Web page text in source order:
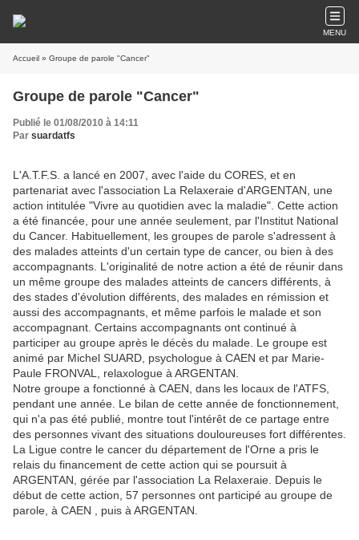
MENU
Accueil » Groupe de parole "Cancer"
Groupe de parole "Cancer"
Publié le 01/08/2010 à 14:11
Par suardatfs
L'A.T.F.S. a lancé en 2007, avec l'aide du CORES, et en
partenariat avec l'association La Relaxeraie d'ARGENTAN, une
action intitulée "Vivre au quotidien avec la maladie". Cette action
a été financée, pour une année seulement, par l'Institut National
du Cancer. Habituellement, les groupes de parole s'adressent à
des malades atteints d'un certain type de cancer, ou bien à des
accompagnants. L'originalité de notre action a été de réunir dans
un même groupe des malades atteints de cancers différents, à
des stades d'évolution différents, des malades en rémission et
aussi des accompagnants, et même parfois le malade et son
accompagnant. Certains accompagnants ont continué à
participer au groupe après le décès du malade. Le groupe est
animé par Michel SUARD, psychologue à CAEN et par Marie-
Paule FRONVAL, relaxologue à ARGENTAN.
Notre groupe a fonctionné à CAEN, dans les locaux de l'ATFS,
pendant une année. Le bilan de cette année de fonctionnement,
qui n'a pas été publié, montre tout l'intérêt de ce partage entre
des personnes vivant des situations douloureuses fort différentes.
La Ligue contre le cancer du département de l'Orne a pris le
relais du financement de cette action qui se poursuit à
ARGENTAN, gérée par l'association La Relaxeraie. Depuis le
début de cette action, 57 personnes ont participé au groupe de
parole, à CAEN , puis à ARGENTAN.